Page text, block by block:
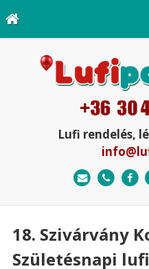
Lufi rendelés,
18. Szivárvány
Születésnapi